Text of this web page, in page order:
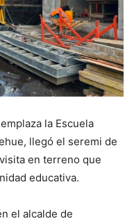
la Escuela
llegó el seremi de
en terreno que
educativa.
el alcalde de